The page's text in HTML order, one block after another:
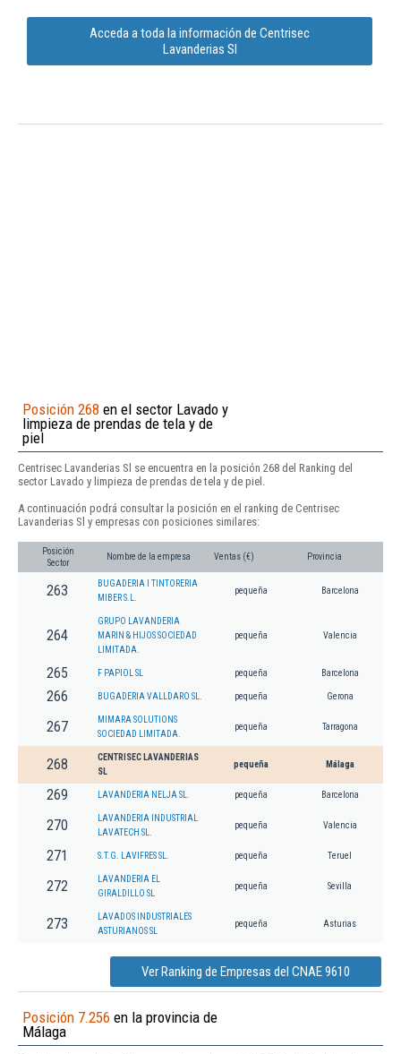
Acceda a toda la información de Centrisec
Lavanderias Sl
Posición 268 en el sector Lavado y
limpieza de prendas de tela y de
piel
Centrisec Lavanderias Sl se encuentra en la posición 268 del Ranking del
sector Lavado y limpieza de prendas de tela y de piel.
A continuación podrá consultar la posición en el ranking de Centrisec
Lavanderias Sl y empresas con posiciones similares:
Posición
Sector
Nombre de la empresa Ventas (€) Provincia
263
BUGADERIA I TINTORERIA
MIBER S.L.
pequeña Barcelona
264
GRUPO LAVANDERIA
MARIN & HIJOS SOCIEDAD
LIMITADA.
pequeña Valencia
265 F PAPIOL SL pequeña Barcelona
266 BUGADERIA VALLDARO SL. pequeña Gerona
267
MIMARA SOLUTIONS
SOCIEDAD LIMITADA.
pequeña Tarragona
268
CENTRISEC LAVANDERIAS
SL
pequeña Málaga
269 LAVANDERIA NELJA SL. pequeña Barcelona
270
LAVANDERIA INDUSTRIAL
LAVATECH SL.
pequeña Valencia
271 S.T.G. LAVIFRES SL. pequeña Teruel
272
LAVANDERIA EL
GIRALDILLO SL
pequeña Sevilla
273
LAVADOS INDUSTRIALES
ASTURIANOS SL
pequeña Asturias
Ver Ranking de Empresas del CNAE 9610
Posición 7.256 en la provincia de
Málaga